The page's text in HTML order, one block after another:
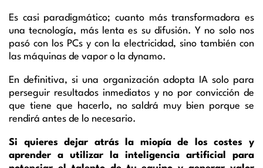
Es casi paradigmático; cuanto más transformadora es
una tecnología, más lenta es su difusión. Y no solo nos
pasó con los PCs y con la electricidad, sino también con
las máquinas de vapor o la dynamo.
En definitiva, si una organización adopta IA solo para
perseguir resultados inmediatos y no por convicción de
que tiene que hacerlo, no saldrá muy bien porque se
rendirá antes de lo necesario.
Si quieres dejar atrás la miopía de los costes y
aprender a utilizar la inteligencia artificial para